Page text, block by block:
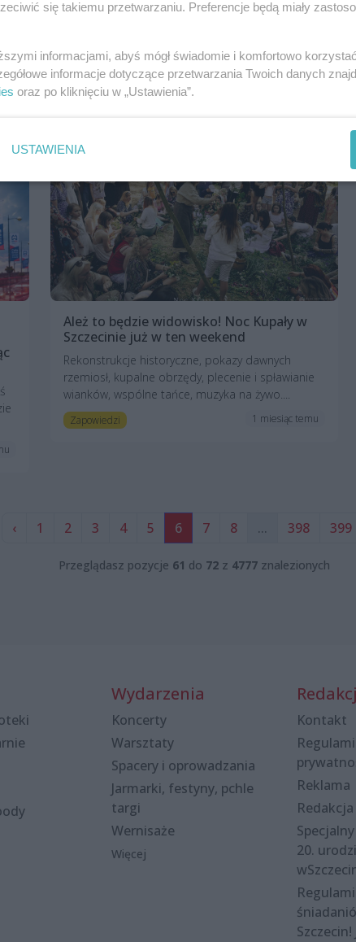
W ten weekend w Szczecinie szykuje się
na...
Zapowiedzi
Ależ to będzie widowisko! Noc Kupały w
Szczecinie już w ten weekend
Rekonstrukcje historyczne, pokazy dawnych
rzemiosł, kupalne obrzędy, plecenie i spławianie
wianków, wspólne tańce, muzyka na żywo....
Zapowiedzi 1 miesiąc temu
‹ 1 2 3 4 5 6 7 8 ... 398 399
Przeglądasz pozycje 61 do 72 z 4777 znalezionych
Wydarzenia
Koncerty
Warsztaty
Spacery i oprowadzania
Jarmarki, festyny, pchle
targi
Wernisaże
Więcej
Kontakt
Reklama
Redakcja
20.
się takiemu przetwarzaniu. Preferencje będą miały
informacjami, abyś mógł świadomie i komfortowo
informacje dotyczące przetwarzania Twoich danych
oraz po kliknięciu w „Ustawienia”.
USTAWIENIA